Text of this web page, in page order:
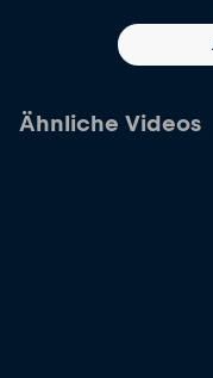
Ähnliche Videos